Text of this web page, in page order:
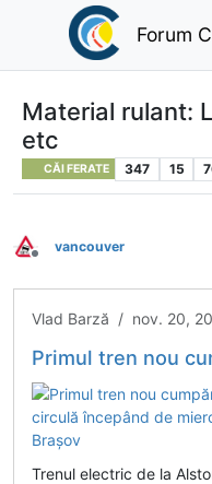
Forum
Material rulant:
etc
CĂI FERATE 347 15
Deconectat
vancouver
Vlad Barză / nov. 20,
Primul tren nou cumpărat de România în ultimii 20
Trenul electric de la